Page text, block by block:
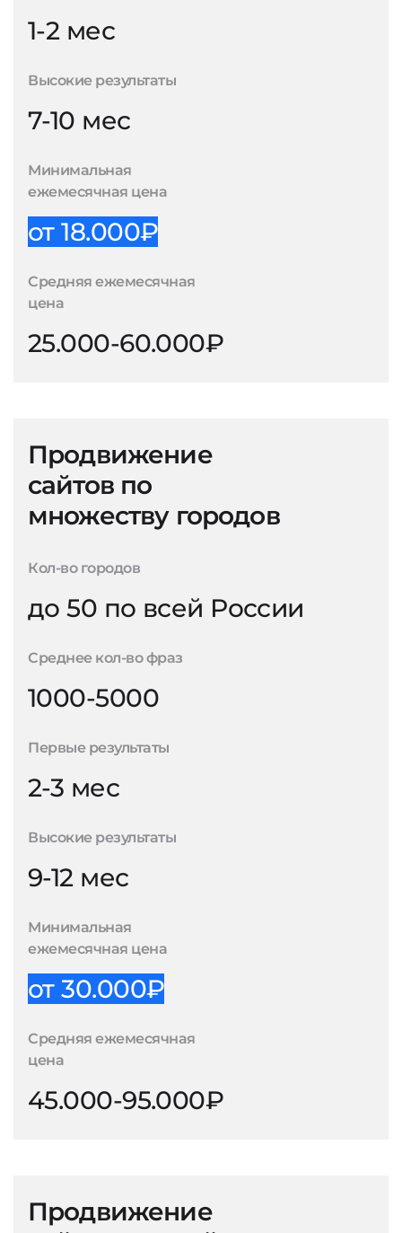
1-2 мес
Высокие результаты
7-10 мес
Минимальная
ежемесячная цена
от 18.000₽
Средняя ежемесячная
цена
25.000-60.000₽
Продвижение
сайтов по
множеству городов
Кол-во городов
до 50 по всей России
Среднее кол-во фраз
1000-5000
Первые результаты
2-3 мес
Высокие результаты
9-12 мес
Минимальная
ежемесячная цена
от 30.000₽
Средняя ежемесячная
цена
45.000-95.000₽
Продвижение